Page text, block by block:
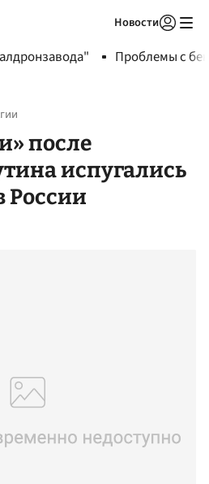
Новости
Проблемы с
после
испугались
России